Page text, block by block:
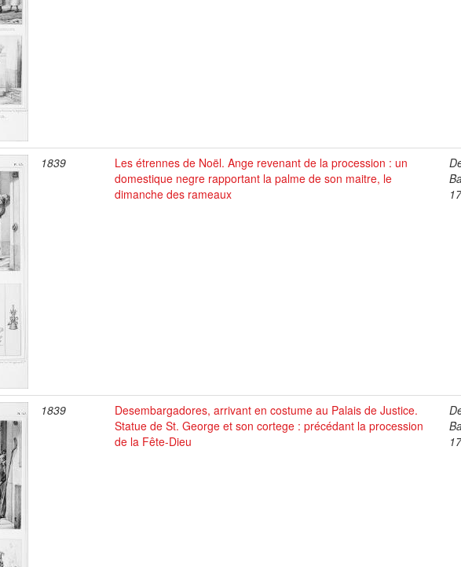
1839
Les étrennes de Noël. Ange revenant de la procession : un
domestique negre rapportant la palme de son maitre, le
dimanche des rameaux
1839
Desembargadores, arrivant en costume au Palais de Justice.
Statue de St. George et son cortege : précédant la procession
de la Fête-Dieu